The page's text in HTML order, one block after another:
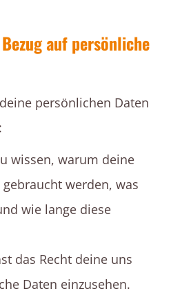
auf persönliche
persönlichen Daten
wissen, warum deine
werden, was
wie lange diese
das Recht deine uns
Daten einzusehen.